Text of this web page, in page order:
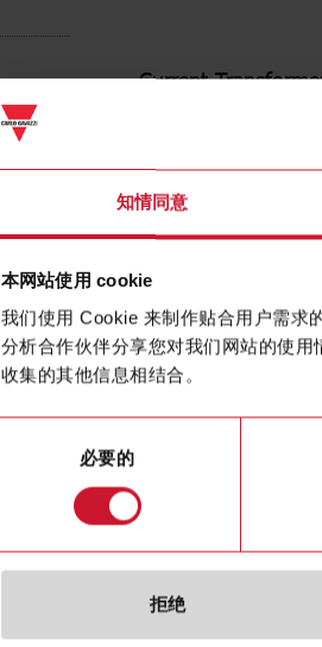
知情同意
本网站使用 cookie
我们使用 Cookie 来制作贴合用户需求
分析合作伙伴分享您对我们网站的使
收集的其他信息相结合。
必要的
拒绝
Current
规格
Rated primary current